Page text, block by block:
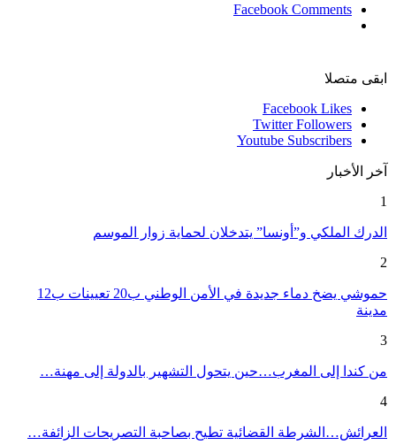
Facebook Comments
ابقى متصلا
Facebook Likes
Twitter Followers
Youtube Subscribers
آخر الأخبار
1
الدرك الملكي و”أونسا” يتدخلان لحماية زوار الموسم
2
حموشي يضخ دماء جديدة في الأمن الوطني ب20 تعيينات ب12
مدينة
3
من كندا إلى المغرب…حين يتحول التشهير بالدولة إلى مهنة…
4
العرائش…الشرطة القضائية تطيح بصاحبة التصريحات الزائفة…